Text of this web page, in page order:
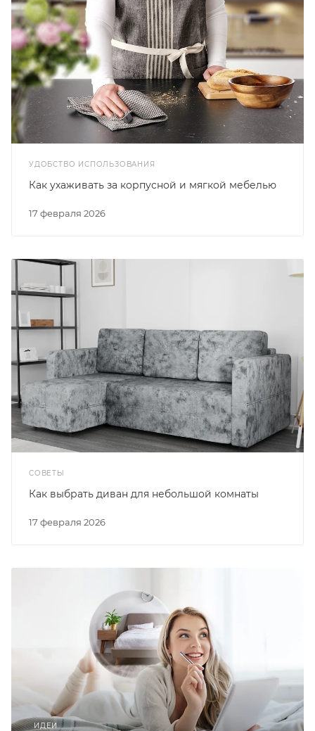
УДОБСТВО ИСПОЛЬЗОВАНИЯ
17 февраля 2026
Как ухаживать за корпусной и мягкой мебелью
СОВЕТЫ
17 февраля 2026
Как выбрать диван для небольшой комнаты
ИДЕИ